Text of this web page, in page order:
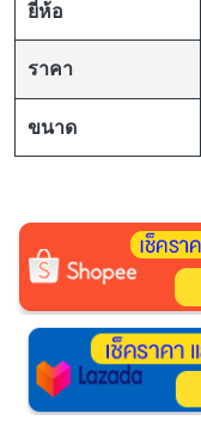
ยี่ห้อ
ราคา
ขนาด